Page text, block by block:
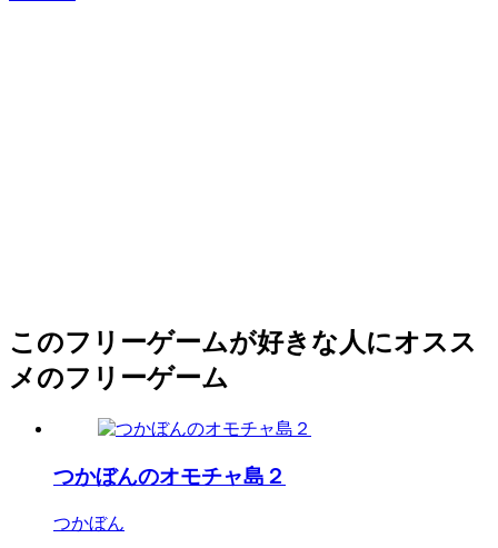
このフリーゲームが好きな人にオスス
メのフリーゲーム
つかぼんのオモチャ島２
つかぼん